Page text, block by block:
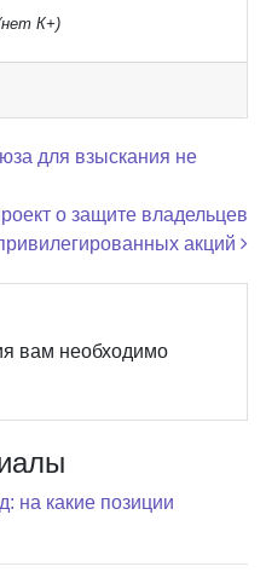
К+)
для взыскания не
о защите владельцев
акций
вам необходимо
на какие позиции